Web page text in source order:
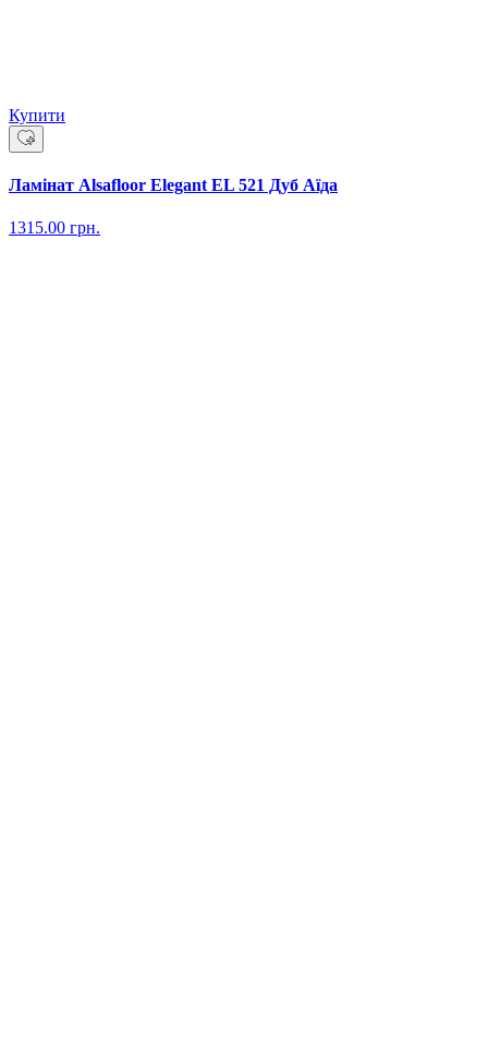
Купити
Ламінат Alsafloor Elegant EL 521 Дуб Аїда
1315.00 грн.